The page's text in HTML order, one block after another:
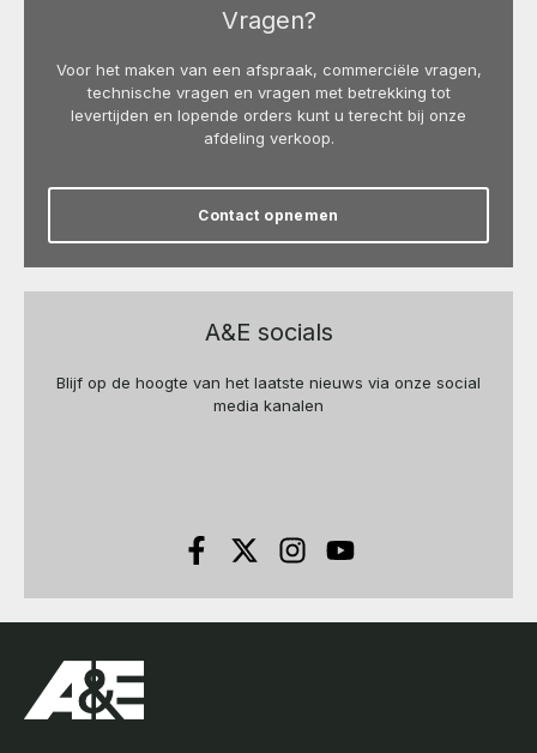
Vragen?
Voor het maken van een afspraak, commerciële vragen,
technische vragen en vragen met betrekking tot
levertijden en lopende orders kunt u terecht bij onze
afdeling verkoop.
Contact opnemen
A&E socials
Blijf op de hoogte van het laatste nieuws via onze social
media kanalen